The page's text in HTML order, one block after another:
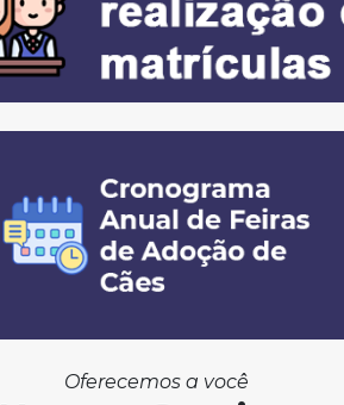
Oferecemos a você